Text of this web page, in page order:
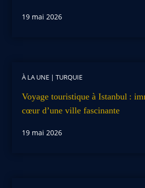
19 mai 2026
À LA UNE | TURQUIE
Voyage touristique à Istanbul :
cœur d’une ville fascinante
19 mai 2026